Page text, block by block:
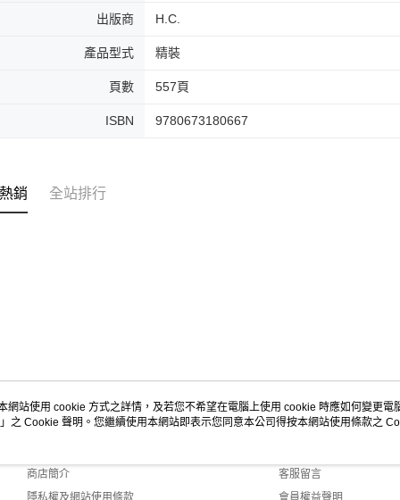
出版商 H.C.
產品型式 精裝
頁數 557頁
ISBN 9780673180667
銷 全站排行
關於我們
商店簡介
隱私權及網站使用條款
客服資訊
客服留言
會員權益聲明
網站使用 cookie 方式之詳情，及若您不希望在電腦上使用 cookie 時應如何變更電
」之 Cookie 聲明。您繼續使用本網站即表示您同意本公司得按本網站使用條款之